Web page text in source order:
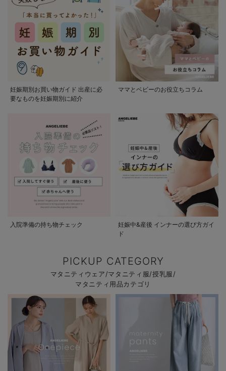
妊娠期別お買い物ガイド 出産に必
要なものを妊娠期別に紹介
ママとベビーのお役立ちコラム
入院準備の持ち物チェック
妊娠中&産後 インナーの選び方ガイ
ド
PICKUP CATEGORY
マタニティウェア/マタニティ服/授乳服/
マタニティ用品カテゴリ